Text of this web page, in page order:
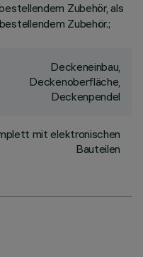
Zubehör, als
Zubehör.;
Deckeneinbau,
Deckenoberfläche,
Deckenpendel
mit elektronischen
Bauteilen